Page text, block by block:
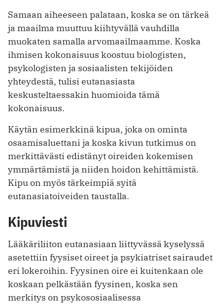
Samaan aiheeseen palataan, koska se on tärkeä
ja maailma muuttuu kiihtyvällä vauhdilla
muokaten samalla arvomaailmaamme. Koska
ihmisen kokonaisuus koostuu biologisten,
psykologisten ja sosiaalisten tekijöiden
yhteydestä, tulisi eutanasiasta
keskusteltaessakin huomioida tämä
kokonaisuus.
Käytän esimerkkinä kipua, joka on ominta
osaamisaluettani ja koska kivun tutkimus on
merkittävästi edistänyt oireiden kokemisen
ymmärtämistä ja niiden hoidon kehittämistä.
Kipu on myös tärkeimpiä syitä
eutanasiatoiveiden taustalla.
Kipuviesti
Lääkäriliiton eutanasiaan liittyvässä kyselyssä
asetettiin fyysiset oireet ja psykiatriset sairaudet
eri lokeroihin. Fyysinen oire ei kuitenkaan ole
koskaan pelkästään fyysinen, koska sen
merkitys on psykososiaalisessa